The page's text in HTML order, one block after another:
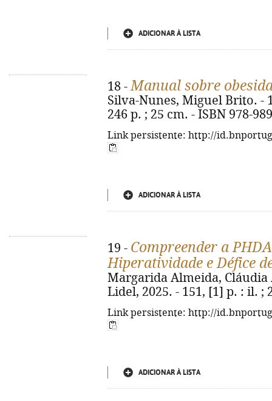
ADICIONAR À LISTA
18 -Manual sobre
Silva-Nunes, Miguel Brito. -
246 p. ; 25 cm. - ISBN 978-
Link persistente: http://
ADICIONAR À LISTA
19 - Compreender a
Hiperatividade e Défice
Margarida Almeida, Cláudia
Lidel, 2025. - 151, [1] p. : il. ;
Link persistente: http://
ADICIONAR À LISTA